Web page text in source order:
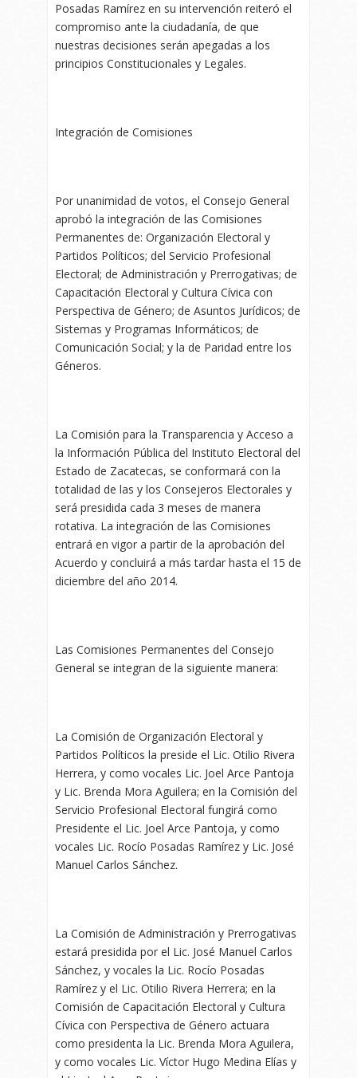
Posadas Ramírez en su intervención reiteró el
compromiso ante la ciudadanía, de que
nuestras decisiones serán apegadas a los
principios Constitucionales y Legales.
Integración de Comisiones
Por unanimidad de votos, el Consejo General
aprobó la integración de las Comisiones
Permanentes de: Organización Electoral y
Partidos Políticos; del Servicio Profesional
Electoral; de Administración y Prerrogativas; de
Capacitación Electoral y Cultura Cívica con
Perspectiva de Género; de Asuntos Jurídicos; de
Sistemas y Programas Informáticos; de
Comunicación Social; y la de Paridad entre los
Géneros.
La Comisión para la Transparencia y Acceso a
la Información Pública del Instituto Electoral del
Estado de Zacatecas, se conformará con la
totalidad de las y los Consejeros Electorales y
será presidida cada 3 meses de manera
rotativa. La integración de las Comisiones
entrará en vigor a partir de la aprobación del
Acuerdo y concluirá a más tardar hasta el 15 de
diciembre del año 2014.
Las Comisiones Permanentes del Consejo
General se integran de la siguiente manera:
La Comisión de Organización Electoral y
Partidos Políticos la preside el Lic. Otilio Rivera
Herrera, y como vocales Lic. Joel Arce Pantoja
y Lic. Brenda Mora Aguilera; en la Comisión del
Servicio Profesional Electoral fungirá como
Presidente el Lic. Joel Arce Pantoja, y como
vocales Lic. Rocío Posadas Ramírez y Lic. José
Manuel Carlos Sánchez.
La Comisión de Administración y Prerrogativas
estará presidida por el Lic. José Manuel Carlos
Sánchez, y vocales la Lic. Rocío Posadas
Ramírez y el Lic. Otilio Rivera Herrera; en la
Comisión de Capacitación Electoral y Cultura
Cívica con Perspectiva de Género actuara
como presidenta la Lic. Brenda Mora Aguilera,
y como vocales Lic. Víctor Hugo Medina Elías y